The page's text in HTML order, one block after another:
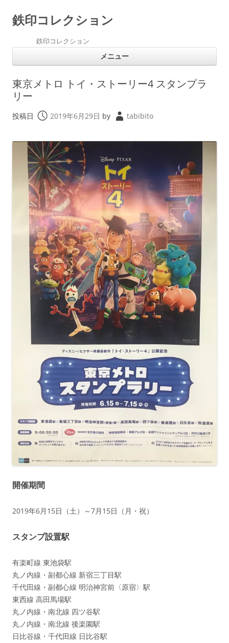
鉄印コレクション
鉄印コレクション
メニュー
東京メトロ トイ・ストーリー4 スタンプラ
リー
投稿日 2019年6月29日 by tabibito
開催期間
2019年6月15日（土）～7月15日（月・祝）
スタンプ設置駅
有楽町線 東池袋駅
丸ノ内線・副都心線 新宿三丁目駅
千代田線・副都心線 明治神宮前〈原宿〉駅
東西線 高田馬場駅
丸ノ内線・南北線 四ツ谷駅
丸ノ内線・南北線 後楽園駅
日比谷線・千代田線 日比谷駅